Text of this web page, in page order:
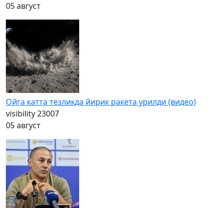
05 август
Ойга катта тезликда йирик ракета урилди (видео)
visibility23007
05 август